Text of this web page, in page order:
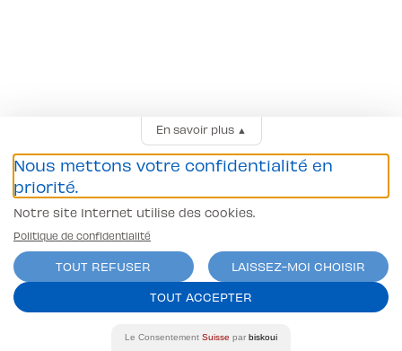
En savoir plus▲
Nous mettons votre confidentialité en
priorité.
Notre site Internet utilise des cookies.
Politique de confidentialité
TOUT REFUSER
LAISSEZ-MOI CHOISIR
TOUT ACCEPTER
Le Consentement Suisse par biskoui